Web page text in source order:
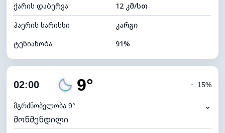
ღრუბლის სიმაღლე 5280 მ
ქარის დაბერვა
12 კმ/სთ
ჰაერის ხარისხი
კარგი
ტენიანობა
91%
ღრუბლიანობა
ნამის წერტილი
ხილვადობა
02:00 9°
მგრძნობელობა 9°
◔ 15%
⌄
მოწმენდილი